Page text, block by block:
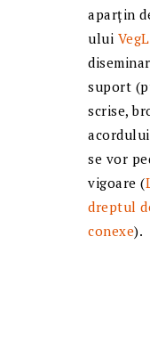
aparțin
ului
suport
scrise,
se vor
vigoare (
dreptul
conexe).